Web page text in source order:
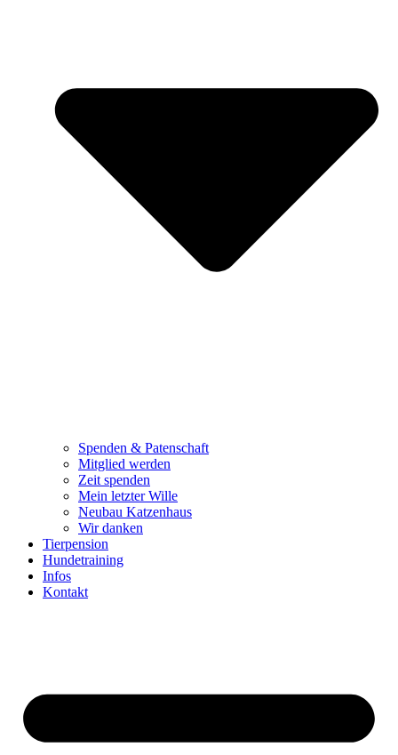
Spenden & Patenschaft
Mitglied werden
Zeit spenden
Mein letzter Wille
Neubau Katzenhaus
Wir danken
Tierpension
Hundetraining
Infos
Kontakt